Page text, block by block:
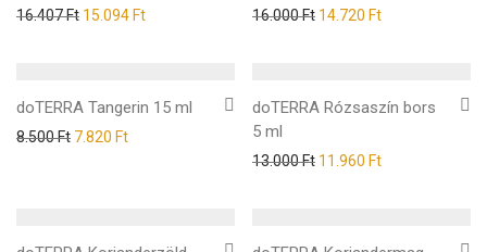
16.407Ft 15.094 Ft 16.000Ft 14.720 Ft
doTERRA Tangerin 15 ml
8.500Ft 7.820 Ft
doTERRA Rózsaszín bors
5 ml
13.000Ft 11.960 Ft